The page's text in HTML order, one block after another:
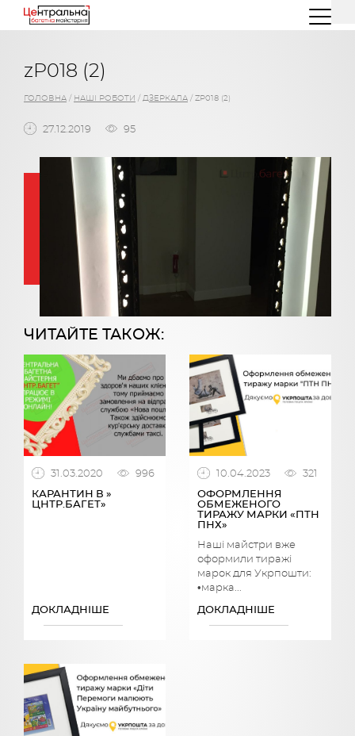
zP018 (2)
ГОЛОВНА / НАШІ РОБОТИ / ДЗЕРКАЛА / ZP018 (2)
27.12.2019 95
ЧИТАЙТЕ ТАКОЖ:
31.03.2020
996
КАРАНТИН В »
ЦНТР.БАГЕТ»
ДОКЛАДНІШЕ
10.04.2023
321
ОФОРМЛЕННЯ
ОБМЕЖЕНОГО
ТИРАЖУ МАРКИ «ПТН
ПНХ»
Наші майстри вже
оформили тиражі
марок для Укрпошти:
•марка...
ДОКЛАДНІШЕ